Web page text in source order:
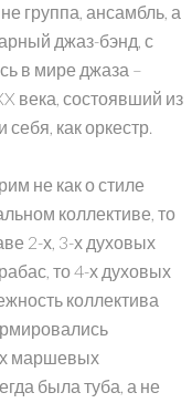
группа, ансамбль, а
джаз-бэнд, с
в мире джаза –
века, состоявший из
как оркестр.
не как о стиле
коллективе, то
2-х, 3-х духовых
то 4-х духовых
коллектива
маршевых
была туба, а не